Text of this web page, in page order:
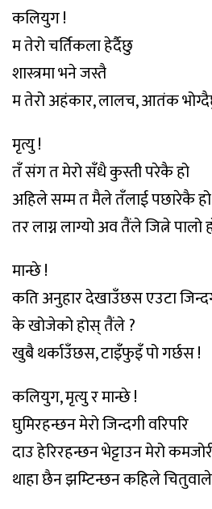
कलियुग !
म तेरो चर्तिकला हेर्दैछु
शास्त्रमा भने जस्तै
म तेरो अहंकार, लालच, आतंक
मृत्यु !
तँ संग त मेरो सँधै कुस्ती परेकै हो
अहिले सम्म त मैले तँलाई पछारेकै हो
तर लाग्न लाग्यो अव तैंले जित्ने पालो
मान्छे !
कति अनुहार देखाउँछस एउटा
के खोजेको होस् तैंले ?
खुबै थर्काउँछस, टाइँफुइँ पो गर्छस !
कलियुग, मृत्यु र मान्छे !
घुमिरहन्छन मेरो जिन्दगी वरिपरि
दाउ हेरिरहन्छन भेट्टाउन मेरो
थाहा छैन झम्टिन्छन कहिले